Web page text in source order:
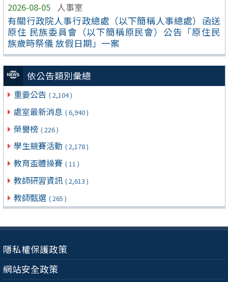
2026-08-05 人事室
有關行政院人事行政總處（以下簡稱人事總處）函送
原住 民族委員會（以下簡稱原民會）公告「原住民
族歲時祭儀 放假日期」一案
依公告類別彙總
重要公告 ( 2,104 )
處室最新消息 ( 6,940 )
榮譽榜 ( 226 )
學生競賽活動 ( 2,178 )
教育盃體操賽 ( 11 )
教師研習資訊 ( 2,613 )
教師甄選 ( 265 )
隱私權保護政策
網站安全政策